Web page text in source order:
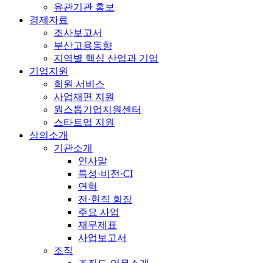
유관기관 홍보
경제자료
조사보고서
부산고용동향
지역별 핵심 산업과 기업
기업지원
회원 서비스
사업재편 지원
원스톱기업지원센터
스타트업 지원
상의소개
기관소개
인사말
특성·비전·CI
연혁
전·현직 회장
주요 사업
재무제표
사업보고서
조직